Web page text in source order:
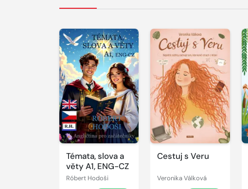
Témata, slova a
věty A1, ENG-CZ
Róbert Hodoši
Cestuj s Veru
Veronika Válková